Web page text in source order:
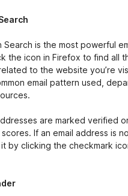
Search is the most powerful
the icon in Firefox to find all
to the website you’re
email pattern used,
are marked verified
If an email address is
by clicking the checkmark